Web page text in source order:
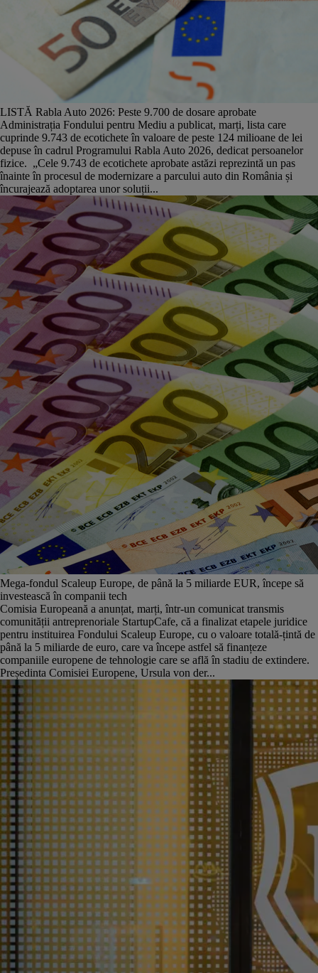
LISTĂ Rabla Auto 2026: Peste 9.700 de dosare aprobate
Administrația Fondului pentru Mediu a publicat, marți, lista care
cuprinde 9.743 de ecotichete în valoare de peste 124 milioane de lei
depuse în cadrul Programului Rabla Auto 2026, dedicat persoanelor
fizice. „Cele 9.743 de ecotichete aprobate astăzi reprezintă un pas
înainte în procesul de modernizare a parcului auto din România și
încurajează adoptarea unor soluții...
Mega-fondul Scaleup Europe, de până la 5 miliarde EUR, începe să
investească în companii tech
Comisia Europeană a anunțat, marți, într-un comunicat transmis
comunității antreprenoriale StartupCafe, că a finalizat etapele juridice
pentru instituirea Fondului Scaleup Europe, cu o valoare totală-țintă de
până la 5 miliarde de euro, care va începe astfel să finanțeze
companiile europene de tehnologie care se află în stadiu de extindere.
Președinta Comisiei Europene, Ursula von der...